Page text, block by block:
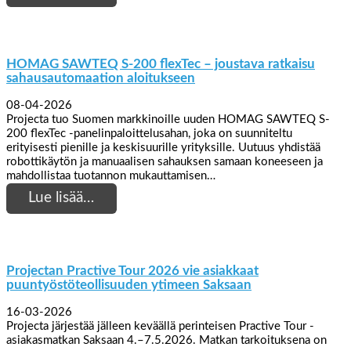
HOMAG SAWTEQ S-200 flexTec – joustava ratkaisu
sahausautomaation aloitukseen
08-04-2026
Projecta tuo Suomen markkinoille uuden HOMAG SAWTEQ S-
200 flexTec -panelinpaloittelusahan, joka on suunniteltu
erityisesti pienille ja keskisuurille yrityksille. Uutuus yhdistää
robottikäytön ja manuaalisen sahauksen samaan koneeseen ja
mahdollistaa tuotannon mukauttamisen…
Lue lisää…
Projectan Practive Tour 2026 vie asiakkaat
puuntyöstöteollisuuden ytimeen Saksaan
16-03-2026
Projecta järjestää jälleen keväällä perinteisen Practive Tour -
asiakasmatkan Saksaan 4.–7.5.2026. Matkan tarkoituksena on